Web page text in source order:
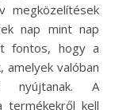
megközelítések
nap mint nap
fontos, hogy a
amelyek valóban
A
termékekről kell